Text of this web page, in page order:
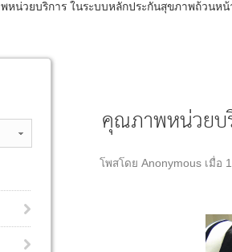
น่วยบริการ ในระบบหลักประกันสุขภาพถ้วนหน้
คุณภาพหน่วยบ
โพสโดย Anonymous เมื่อ